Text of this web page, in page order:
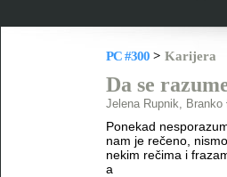
PC #300 > Karijera
Da se
Jelena Rupnik, Branko
Ponekad
nam je rečeno,
nekim rečima i
a